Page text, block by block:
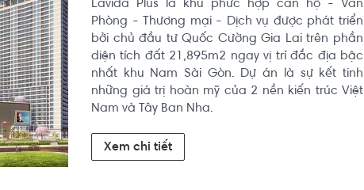
Lavida Plus là khu phức hợp căn hộ - Văn
Phòng - Thương mại - Dịch vụ được phát triển
bởi chủ đầu tư Quốc Cường Gia Lai trên phần
diện tích đất 21,895m2 ngay vị trí đắc địa bậc
nhất khu Nam Sài Gòn. Dự án là sự kết tinh
những giá trị hoàn mỹ của 2 nền kiến trúc Việt
Nam và Tây Ban Nha.
Xem chi tiết